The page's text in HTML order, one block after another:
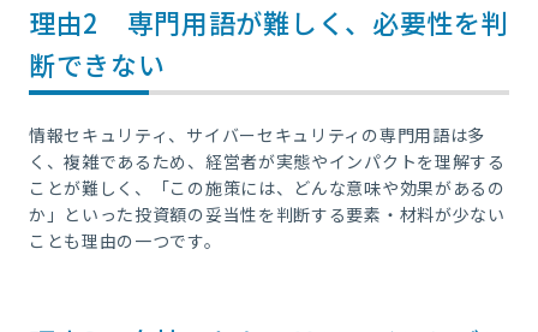
理由2 専門用語が難しく、必要性を判
断できない
情報セキュリティ、サイバーセキュリティの専門用語は多
く、複雑であるため、経営者が実態やインパクトを理解する
ことが難しく、「この施策には、どんな意味や効果があるの
か」といった投資額の妥当性を判断する要素・材料が少ない
ことも理由の一つです。